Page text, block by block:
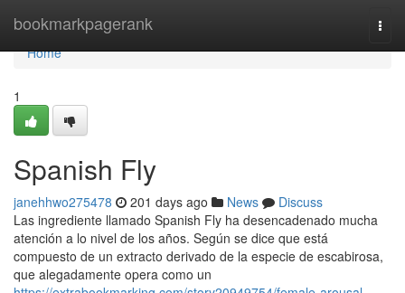
bookmarkpagerank
Home
Home
1
Spanish Fly
janehhwo275478 201 days ago News
Discuss
Las ingrediente llamado Spanish Fly ha desencadenado mucha
atención a lo nivel de los años. Según se dice que está
compuesto de un extracto derivado de la especie de escabirosa,
que alegadamente opera como un